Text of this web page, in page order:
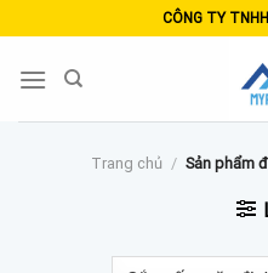
to
content
CÔNG TY
Trang chủ / Sản phẩm